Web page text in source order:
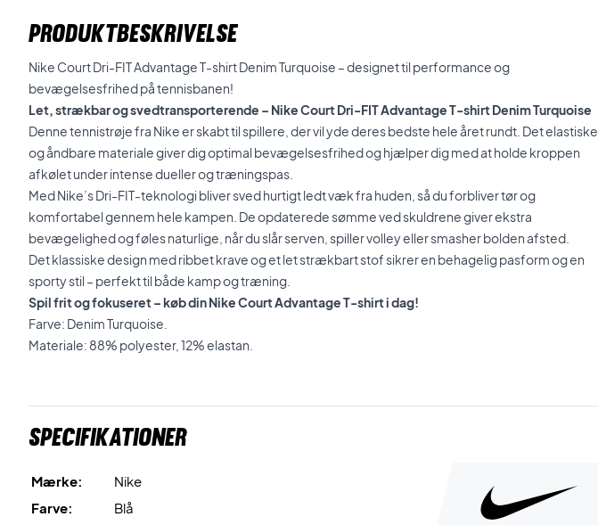
PRODUKTBESKRIVELSE
Nike Court Dri-FIT Advantage T-shirt Denim Turquoise – designet til performance og
bevægelsesfrihed på tennisbanen!
Let, strækbar og svedtransporterende – Nike Court Dri-FIT Advantage T-shirt Denim Turquoise
Denne tennistrøje fra Nike er skabt til spillere, der vil yde deres bedste hele året rundt. Det elastiske
og åndbare materiale giver dig optimal bevægelsesfrihed og hjælper dig med at holde kroppen
afkølet under intense dueller og træningspas.
Med Nike’s Dri-FIT-teknologi bliver sved hurtigt ledt væk fra huden, så du forbliver tør og
komfortabel gennem hele kampen. De opdaterede sømme ved skuldrene giver ekstra
bevægelighed og føles naturlige, når du slår serven, spiller volley eller smasher bolden afsted.
Det klassiske design med ribbet krave og et let strækbart stof sikrer en behagelig pasform og en
sporty stil – perfekt til både kamp og træning.
Spil frit og fokuseret – køb din Nike Court Advantage T-shirt i dag!
Farve: Denim Turquoise.
Materiale: 88% polyester, 12% elastan.
Specifikationer
Mærke:
Nike
Farve:
Blå